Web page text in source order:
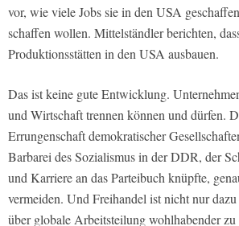
vor, wie viele Jobs sie in den USA
schaffen wollen. Mittelständler berichten,
Produktionsstätten in den USA ausbauen.
Das ist keine gute Entwicklung.
und Wirtschaft trennen können und dürfen.
Errungenschaft demokratischer
Barbarei des Sozialismus in der DDR, der
und Karriere an das Parteibuch knüpfte,
vermeiden. Und Freihandel ist nicht nur
über globale Arbeitsteilung wohlhabender zu